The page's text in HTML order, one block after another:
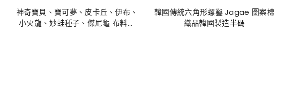
神奇寶貝、寶可夢、皮卡丘、伊布、
小火龍、妙蛙種子、傑尼龜 布料韓
韓國傳統六角形螺鑿 Jagae 圖案棉
織品韓國製造半碼